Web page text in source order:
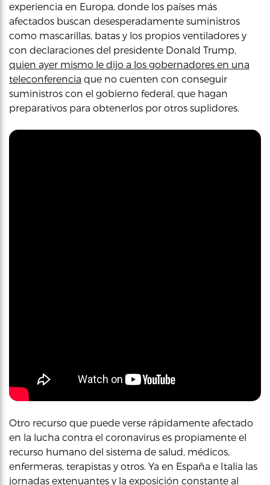
experiencia en Europa, donde los países más
afectados buscan desesperadamente suministros
como mascarillas, batas y los propios ventiladores y
con declaraciones del presidente Donald Trump,
quien ayer mismo le dijo a los gobernadores en una
teleconferencia que no cuenten con conseguir
suministros con el gobierno federal, que hagan
preparativos para obtenerlos por otros suplidores.
Otro recurso que puede verse rápidamente afectado
en la lucha contra el coronavirus es propiamente el
recurso humano del sistema de salud, médicos,
enfermeras, terapistas y otros. Ya en España e Italia las
jornadas extenuantes y la exposición constante al